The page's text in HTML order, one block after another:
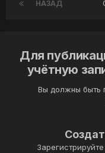
НАЗАД
Для
учётную
Вы должны быть